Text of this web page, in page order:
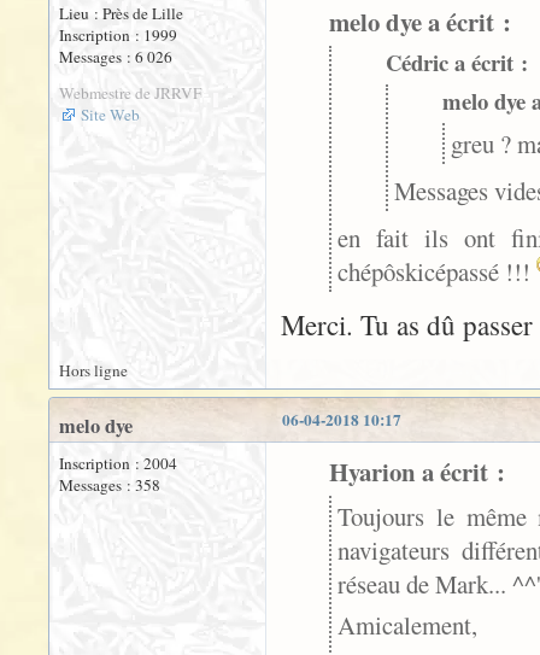
Lieu : Près de Lille
Inscription : 1999
Messages : 6 026
Webmestre de JRRVF
Site Web
melo dye a écrit :
Cédric a écrit :
melo dye
greu ?
Messages
en fait ils ont fini
chépôskicépassé !!!
Merci. Tu as dû
Hors ligne
06-04-2018 10:17
melo dye
Inscription : 2004
Messages : 358
Hyarion a écrit :
Toujours le même
navigateurs
réseau de Mark... ^^'
Amicalement,